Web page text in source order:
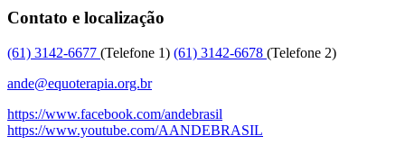
Contato e localização
(61) 3142-6677 (Telefone 1) (61) 3142-6678 (Telefone 2)
ande@equoterapia.org.br
https://www.facebook.com/andebrasil
https://www.youtube.com/AANDEBRASIL